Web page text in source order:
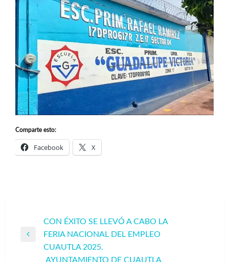
Comparte esto:
Facebook X
Navegación
de
entradas
CON ÉXITO SE LLEVÓ A CABO LA
FERIA NACIONAL DEL EMPLEO
CUAUTLA 2025.
AYUNTAMIENTO DE CUAUTLA